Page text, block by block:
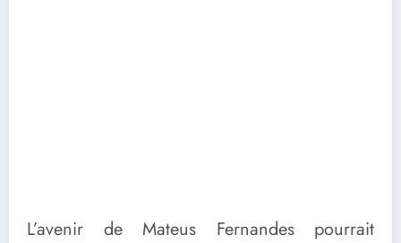
L’avenir de Mateus Fernandes pourrait